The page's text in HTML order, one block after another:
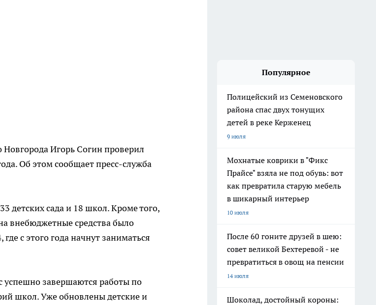
Игорь Согин проверил
Об этом сообщает пресс-служба
детских сада и 18 школ. Кроме того,
внебюджетные средства было
с этого года начнут заниматься
успешно завершаются работы по
школ. Уже обновлены детские и
Популярное
Полицейский из Семеновского
района спас двух тонущих
детей в реке Керженец
9 июля
Мохнатые коврики в "Фикс
Прайсе" взяла не под обувь: вот
как превратила старую мебель
в шикарный интерьер
10 июля
После 60 гоните друзей в шею:
совет великой Бехтеревой - не
превратиться в овощ на пенсии
14 июля
Шоколад, достойный короны: